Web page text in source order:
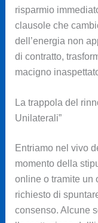
risparmio
clausole che
dell’energia non
di contratto,
macigno
La trappola del
Unilaterali”
Entriamo nel vivo
momento della
online o tramite un
richiesto di
consenso. Alcune